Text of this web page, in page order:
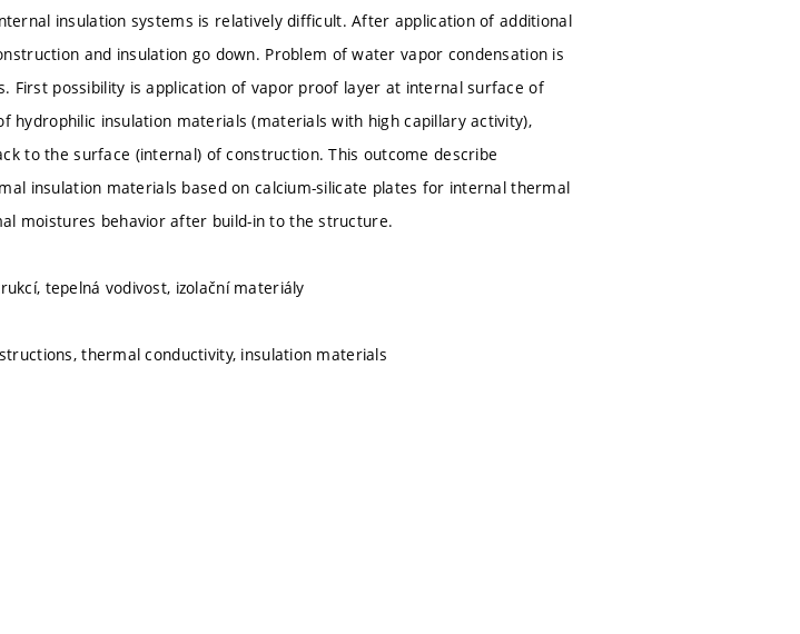
insulation systems is relatively difficult. After application of additional
and insulation go down. Problem of water vapor condensation is
First possibility is application of vapor proof layer at internal surface of
hydrophilic insulation materials (materials with high capillary activity),
to the surface (internal) of construction. This outcome describe
insulation materials based on calcium-silicate plates for internal thermal
moistures behavior after build-in to the structure.
tepelná vodivost, izolační materiály
thermal conductivity, insulation materials